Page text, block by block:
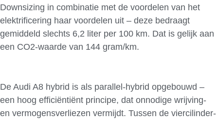
Downsizing in combinatie met de voordelen van het
elektrificering haar voordelen uit – deze bedraagt
gemiddeld slechts 6,2 liter per 100 km. Dat is gelijk aan
een CO2-waarde van 144 gram/km.
De Audi A8 hybrid is als parallel-hybrid opgebouwd –
een hoog efficiëntiënt principe, dat onnodige wrijving-
en vermogensverliezen vermijdt. Tussen de viercilinder-